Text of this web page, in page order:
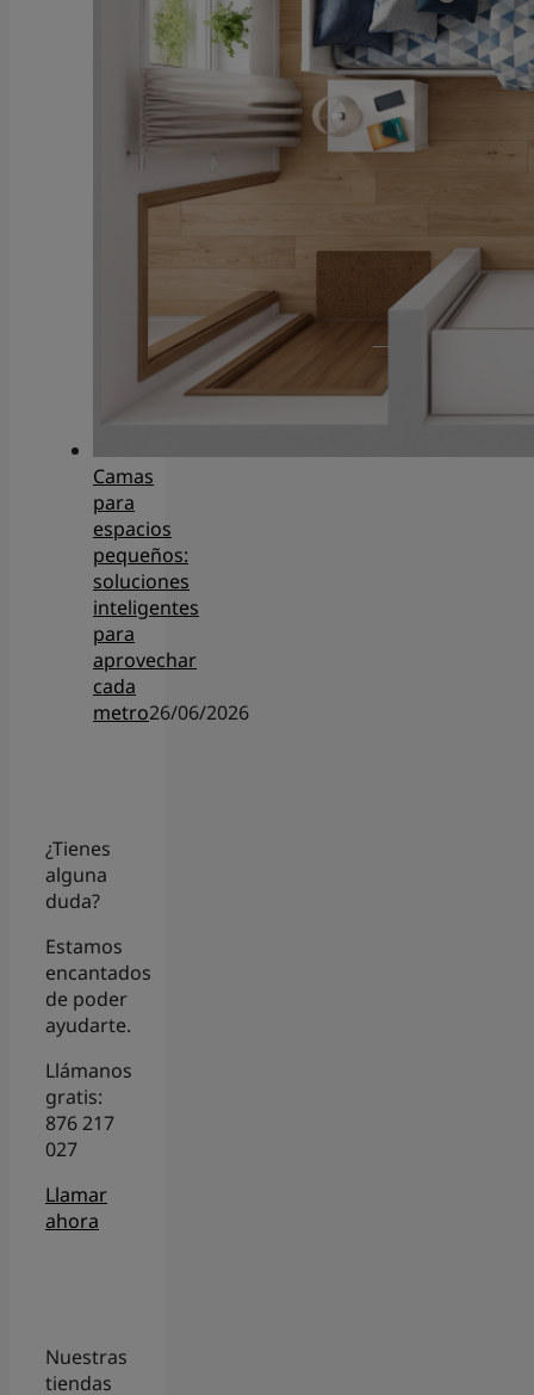
Camas
para
espacios
pequeños:
soluciones
inteligentes
para
aprovechar
cada
metro26/06/2026
¿Tienes
alguna
duda?
Estamos
encantados
de poder
ayudarte.
Llámanos
gratis:
876 217
027
Llamar
ahora
Nuestras
tiendas